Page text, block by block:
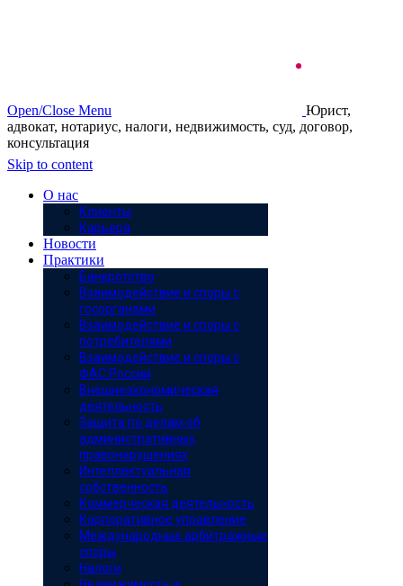
Open/Close Menu
Юрист,
адвокат, нотариус, налоги, недвижимость, суд, договор,
консультация
Skip to content
О нас
Клиенты
Карьера
Новости
Практики
Банкротство
Взаимодействие и споры с
госорганами
Взаимодействие и споры с
потребителями
Взаимодействие и споры с
ФАС России
Внешнеэкономическая
деятельность
Защита по делам об
административных
правонарушениях
Интеллектуальная
собственность
Коммерческая деятельность
Корпоративное управление
Международные арбитражные
споры
Налоги